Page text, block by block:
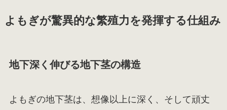
よもぎが驚異的な繁殖力を発揮する仕組み
地下深く伸びる地下茎の構造
よもぎの地下茎は、想像以上に深く、そして頑丈